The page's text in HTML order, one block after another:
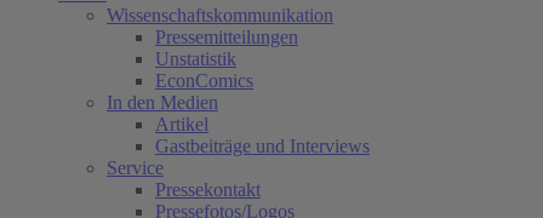
Wissenschaftskommunikation
Pressemitteilungen
Unstatistik
EconComics
In den Medien
Artikel
Gastbeiträge und Interviews
Service
Pressekontakt
Pressefotos/Logos